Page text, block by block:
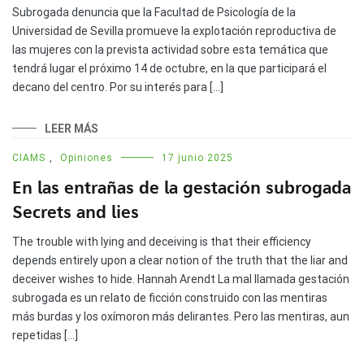
Subrogada denuncia que la Facultad de Psicología de la
Universidad de Sevilla promueve la explotación reproductiva de
las mujeres con la prevista actividad sobre esta temática que
tendrá lugar el próximo 14 de octubre, en la que participará el
decano del centro. Por su interés para […]
LEER MÁS
CIAMS Opiniones 17 junio 2025
En las entrañas de la gestación subrogada
Secrets and lies
The trouble with lying and deceiving is that their efficiency
depends entirely upon a clear notion of the truth that the liar and
deceiver wishes to hide. Hannah Arendt La mal llamada gestación
subrogada es un relato de ficción construido con las mentiras
más burdas y los oxímoron más delirantes. Pero las mentiras, aun
repetidas […]